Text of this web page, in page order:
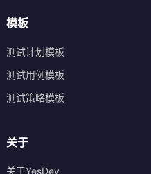
模板
测试计划模板
测试用例模板
测试策略模板
关于
关于YesDev